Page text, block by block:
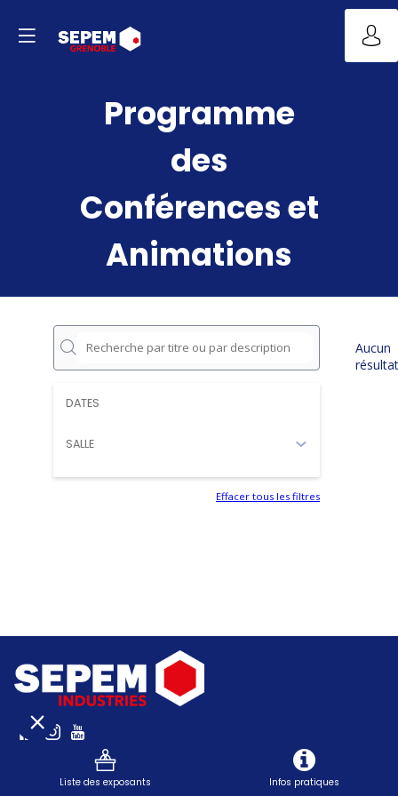
Programme
des
Conférences et
Animations
DATES
SALLE
Effacer tous les filtres
Aucun
résultat
SEPEM Toulouse / SEPT. 2026
Liste des exposants Infos pratiques